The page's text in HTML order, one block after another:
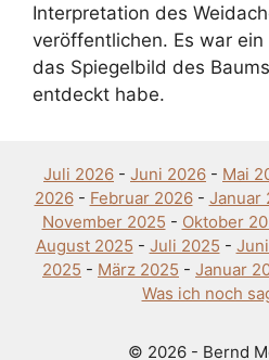
Interpretation des
veröffentlichen. Es war
das Spiegelbild des
entdeckt habe.
Juli 2026 - Juni 2026 - Mai
2026- Februar 2026- Januar
November 2025 - Oktober
August 2025 - Juli 2025 -
2025 - März 2025 - Januar
Was ich noch
© 2026 - Bernd